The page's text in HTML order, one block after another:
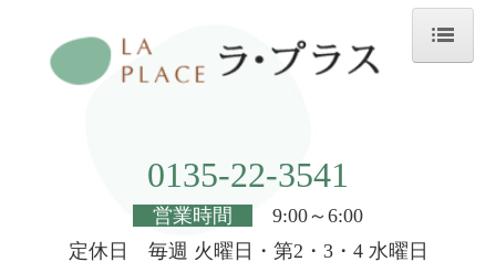
トップページ
0135-22-3541
営業時間
9:00～6:00
定休日 毎週 火曜日・第2・3・4 水曜日